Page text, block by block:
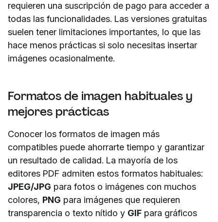
requieren una suscripción de pago para acceder a
todas las funcionalidades. Las versiones gratuitas
suelen tener limitaciones importantes, lo que las
hace menos prácticas si solo necesitas insertar
imágenes ocasionalmente.
Formatos de imagen habituales y
mejores prácticas
Conocer los formatos de imagen más
compatibles puede ahorrarte tiempo y garantizar
un resultado de calidad. La mayoría de los
editores PDF admiten estos formatos habituales:
JPEG/JPG para fotos o imágenes con muchos
colores, PNG para imágenes que requieren
transparencia o texto nítido y GIF para gráficos